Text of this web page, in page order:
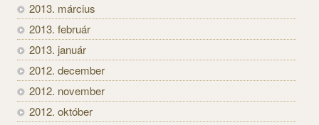
2013. március
2013. február
2013. január
2012. december
2012. november
2012. október